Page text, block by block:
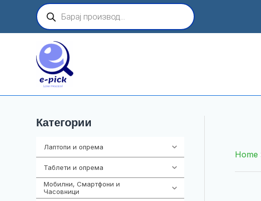
content
Products
search
Категории
Лаптопи и опрема
Таблети и опрема
Мобилни, Смартфони и
Часовници
Home